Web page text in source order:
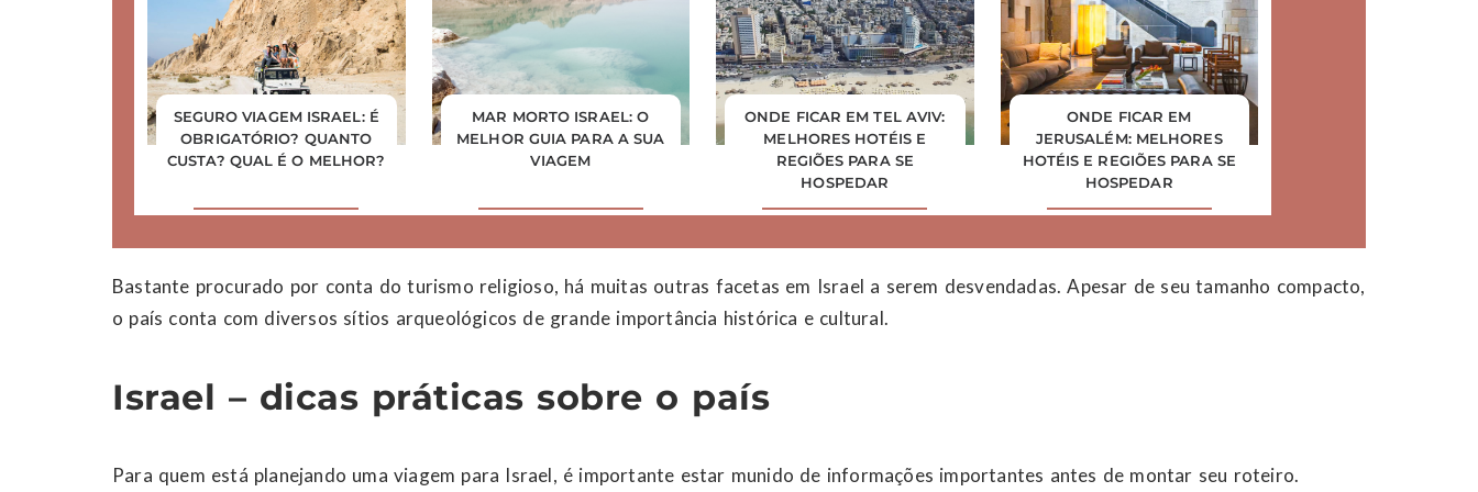
SEGURO VIAGEM ISRAEL: É
OBRIGATÓRIO? QUANTO
CUSTA? QUAL É O MELHOR?
MAR MORTO ISRAEL: O
MELHOR GUIA PARA A SUA
VIAGEM
ONDE FICAR EM TEL AVIV:
MELHORES HOTÉIS E
REGIÕES PARA SE
HOSPEDAR
ONDE FICAR EM
JERUSALÉM: MELHORES
HOTÉIS E REGIÕES PARA SE
HOSPEDAR
Bastante procurado por conta do turismo religioso, há muitas outras facetas em Israel a serem desvendadas. Apesar de seu tamanho compacto,
o país conta com diversos sítios arqueológicos de grande importância histórica e cultural.
Israel – dicas práticas sobre o país
Para quem está planejando uma viagem para Israel, é importante estar munido de informações importantes antes de montar seu roteiro.